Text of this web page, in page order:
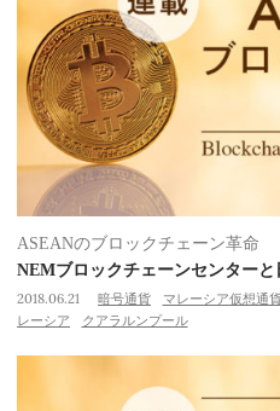
ASEANのブロックチェーン革命
NEMブロックチェーンセンターと
2018.06.21 暗号通貨 マレーシア仮想通
レーシア
クアラルンプール